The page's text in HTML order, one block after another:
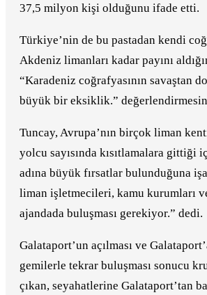
37,5 milyon kişi olduğunu ifade etti.
Türkiye’nin de bu pastadan kendi
Akdeniz limanları kadar payını
“Karadeniz coğrafyasının savaştan
büyük bir eksiklik.”
Tuncay, Avrupa’nın birçok liman
yolcu sayısında kısıtlamalara gittiği
adına büyük fırsatlar bulunduğuna
liman işletmecileri, kamu kurumları
ajandada buluşması gerekiyor.” dedi.
Galataport’un açılması ve
gemilerle tekrar buluşması sonucu
çıkan, seyahatlerine Galataport’tan